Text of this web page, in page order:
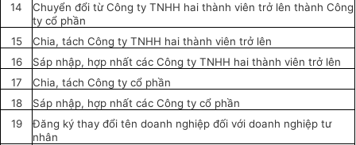
14
Chuyển đổi từ Công ty TNHH hai thành viên trở lên thành Công
ty cổ phần
15
Chia, tách Công ty TNHH hai thành viên trở lên
16
Sáp nhập, hợp nhất các Công ty TNHH hai thành viên trở lên
17
Chia, tách Công ty cổ phần
18
Sáp nhập, hợp nhất các Công ty cổ phần
19
Đăng ký thay đổi tên doanh nghiệp đối với doanh nghiệp tư
nhân